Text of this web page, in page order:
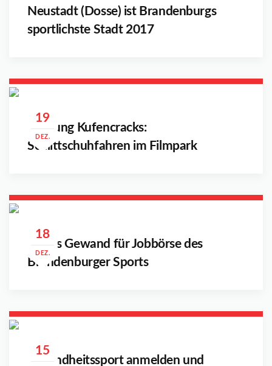
Neustadt (Dosse) ist Brandenburgs
sportlichste Stadt 2017
19
DEZ.
Achtung Kufencracks:
Schlittschuhfahren im Filmpark
18
DEZ.
Neues Gewand für Jobbörse des
Brandenburger Sports
15
Gesundheitssport anmelden und